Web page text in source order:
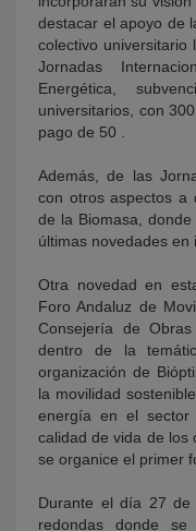
destacar el apoyo de
colectivo universitario
Jornadas
Energética,
universitarios, con
pago de 50 .
Además, de las
con otros aspectos a
de la Biomasa,
últimas novedades en
Otra novedad en
Foro Andaluz de
Consejería de
dentro de la
organización de
la movilidad
energía en el
calidad de vida de los
se organice el primer
Durante el día 27 de
redondas donde